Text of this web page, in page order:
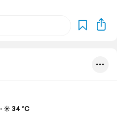
☀️ 34 °C